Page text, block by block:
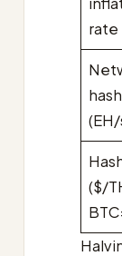
rate
(EH/
($/